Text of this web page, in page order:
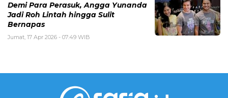
Demi Para Perasuk, Angga Yunanda
Jadi Roh Lintah hingga Sulit
Bernapas
Jumat, 17 Apr 2026 - 07:49 WIB